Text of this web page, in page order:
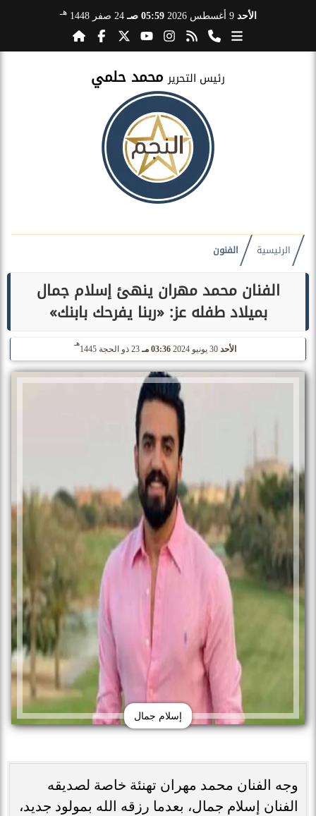
الأحد 9 أغسطس 2026 05:59 صـ 24 صفر 1448 هـ
رئيس التحرير محمد حلمي
الرئيسية الفنون
الفنان محمد مهران ينهئ إسلام جمال
بميلاد طفله عز: «ربنا يفرحك بابنك»
الأحد 03:36 مـ 23 ذو الحجة 1445
هـ
إسلام جمال
وجه الفنان محمد مهران تهنئة خاصة لصديقه
الفنان إسلام جمال، بعدما رزقه الله بمولود جديد،